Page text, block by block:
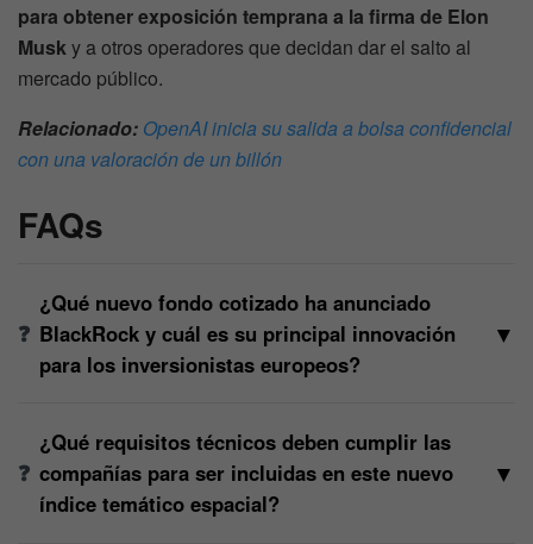
para obtener exposición temprana a la firma de Elon
Musky a otros operadores que decidan dar el salto al
mercado público.
Relacionado: OpenAI inicia su salida a bolsa confidencial
con una valoración de un billón
FAQs
¿Qué nuevo fondo cotizado ha anunciado
BlackRock y cuál es su principal innovación
para los inversionistas europeos?
▼
¿Qué requisitos técnicos deben cumplir las
compañías para ser incluidas en este nuevo
índice temático espacial?
▼